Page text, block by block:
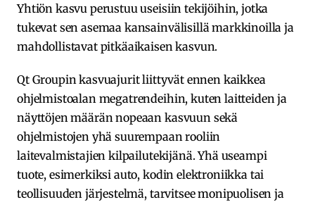
Yhtiön kasvu perustuu useisiin tekijöihin, jotka
tukevat sen asemaa kansainvälisillä markkinoilla ja
mahdollistavat pitkäaikaisen kasvun.
Qt Groupin kasvuajurit liittyvät ennen kaikkea
ohjelmistoalan megatrendeihin, kuten laitteiden ja
näyttöjen määrän nopeaan kasvuun sekä
ohjelmistojen yhä suurempaan rooliin
laitevalmistajien kilpailutekijänä. Yhä useampi
tuote, esimerkiksi auto, kodin elektroniikka tai
teollisuuden järjestelmä, tarvitsee monipuolisen ja